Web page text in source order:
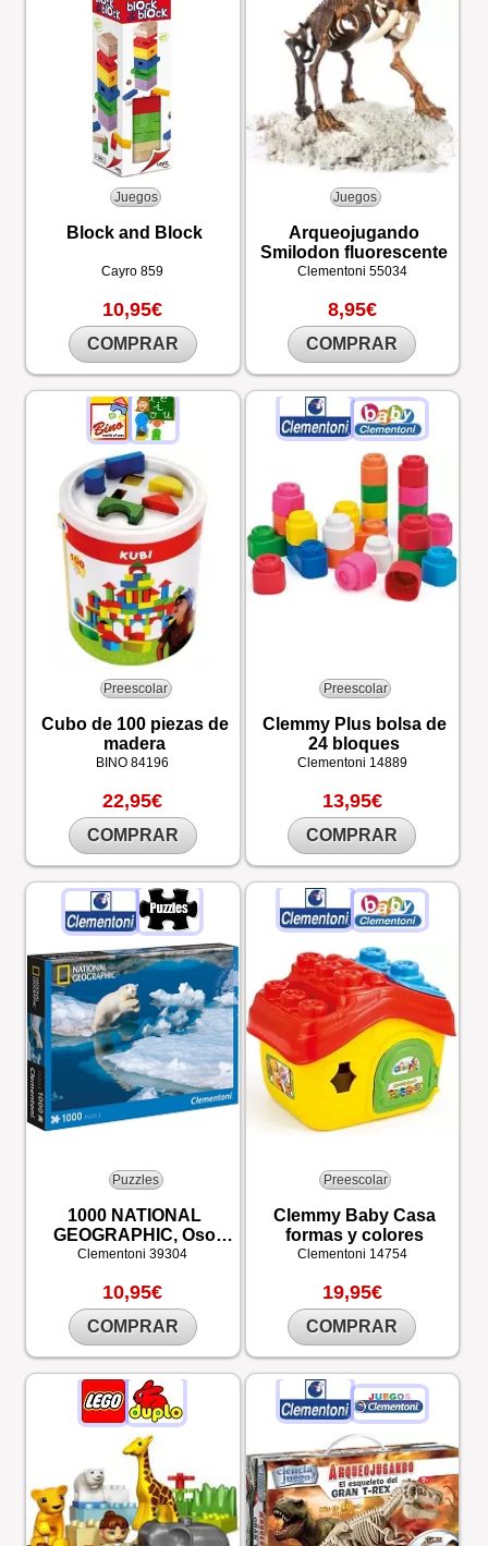
Juegos
Block and Block
Cayro859
10,95€
COMPRAR
Juegos
Arqueojugando
Smilodon fluorescente
Clementoni 55034
8,95€
COMPRAR
Preescolar
Cubo de 100 piezas de
madera
BINO84196
22,95€
COMPRAR
Preescolar
Clemmy Plus bolsa de
24 bloques
Clementoni 14889
13,95€
COMPRAR
Puzzles
1000 NATIONAL
GEOGRAPHIC, Oso
Polar
Clementoni39304
10,95€
COMPRAR
Preescolar
Clemmy Baby Casa
formas y colores
Clementoni 14754
19,95€
COMPRAR